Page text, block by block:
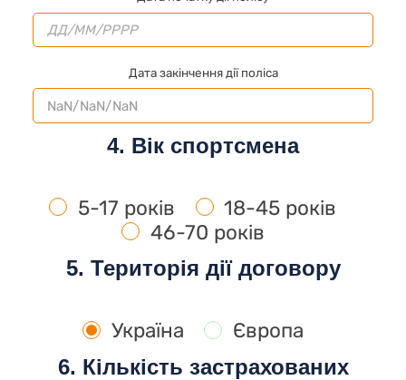
Дата закінчення дії поліса
4. Вік спортсмена
5-17 років
18-45 років
46-70 років
5. Територія дії договору
Україна
Європа
6. Кількість застрахованих